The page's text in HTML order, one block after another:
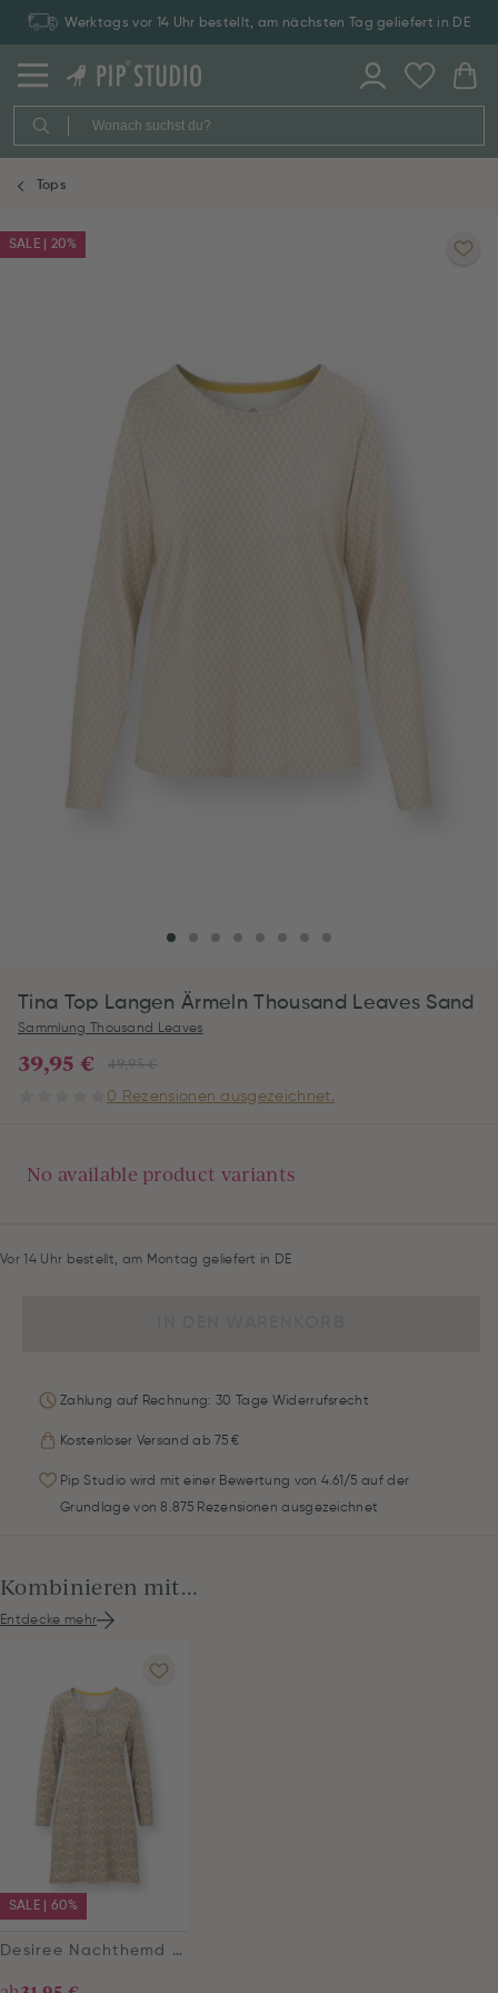
Werktags vor 14 Uhr bestellt, am nächsten Tag geliefert in DE
Tops
SALE | 20%
Tina Top Langen Ärmeln Thousand Leaves Sand
Sammlung Thousand Leaves
49,95 €
39,95 €
0 Rezensionen ausgezeichnet.
No available product variants
Vor 14 Uhr bestellt, am Montag geliefert in DE
Zahlung auf Rechnung: 30 Tage Widerrufsrecht
Kostenloser Versand ab 75 €
Pip Studio wird mit einer Bewertung von 4.61/5 auf der
Grundlage von 8.875 Rezensionen ausgezeichnet
Kombinieren mit...
Entdecke mehr
SALE | 60%
Desiree Nachthemd Langen Ärmeln Jabalini Khaki